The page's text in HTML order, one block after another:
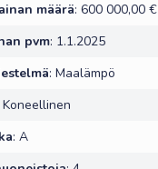
määrä: 600 000,00 €
pvm: 1.1.2025
: Maalämpö
Koneellinen
: A